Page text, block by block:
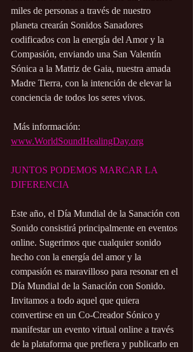
miles de personas a través de nuestro
planeta crearán Sonidos Sanadores
codificados con la energía del Amor y la
Compasión, enviando una San Valentín
Sónica a la Matriz de Gaia, nuestra amada
Madre Tierra, con la intención de elevar la
conciencia de todos los seres vivos.
Más información:
www.WorldSoundHealingDay.org
JUNTOS PODEMOS MARCAR LA
DIFERENCIA
Este año, el Día Mundial de la Sanación con
Sonido consistirá principalmente en eventos
online. Sugerimos que cualquier sonido
hecho con la energía del amor y la
compasión es maravilloso para resonar en el
Día Mundial de la Sanación con Sonido.
Invitamos a todo aquel que quiera
convertirse en un Co-Creador Sónico y
manifestar un evento virtual online a través
de la plataforma que prefiera y publicarlo en